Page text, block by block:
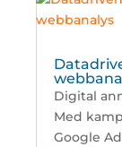
Digital
Med
Google